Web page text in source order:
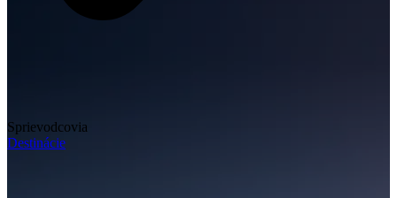
Sprievodcovia
Destinácie